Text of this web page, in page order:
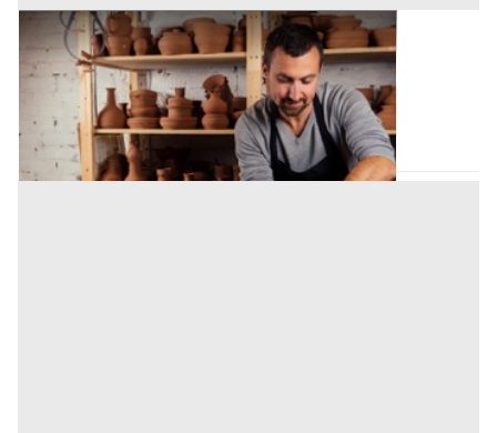
Laboratorio Artigiano all'asta a Bagheria
Bagheria (Palermo)
Base d'asta
197.438 €
Asta chiusa